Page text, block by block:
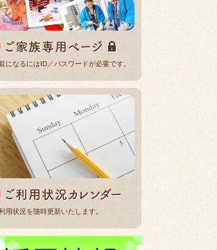
になるにはID／パスワードが必要です。
用状況を随時更新いたします。